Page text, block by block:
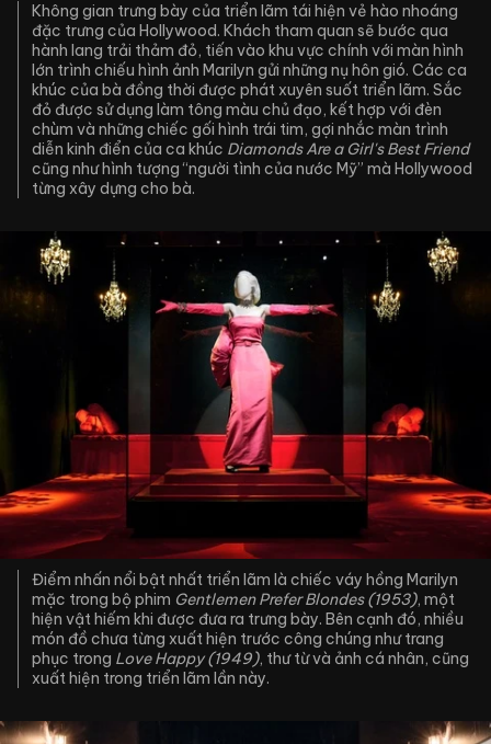
Không gian trưng bày của triển lãm tái hiện vẻ hào nhoáng
đặc trưng của Hollywood. Khách tham quan sẽ bước qua
hành lang trải thảm đỏ, tiến vào khu vực chính với màn hình
lớn trình chiếu hình ảnh Marilyn gửi những nụ hôn gió. Các ca
khúc của bà đồng thời được phát xuyên suốt triển lãm. Sắc
đỏ được sử dụng làm tông màu chủ đạo, kết hợp với đèn
chùm và những chiếc gối hình trái tim, gợi nhắc màn trình
diễn kinh điển của ca khúc Diamonds Are a Girl's Best Friend
cũng như hình tượng “người tình của nước Mỹ” mà Hollywood
từng xây dựng cho bà.
Điểm nhấn nổi bật nhất triển lãm là chiếc váy hồng Marilyn
mặc trong bộ phim Gentlemen Prefer Blondes (1953), một
hiện vật hiếm khi được đưa ra trưng bày. Bên cạnh đó, nhiều
món đồ chưa từng xuất hiện trước công chúng như trang
phục trong Love Happy (1949), thư từ và ảnh cá nhân, cũng
xuất hiện trong triển lãm lần này.